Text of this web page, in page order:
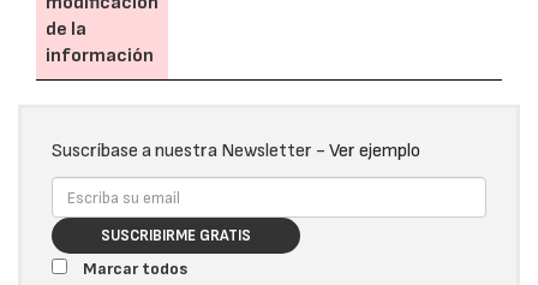
de la
información
Suscríbase a nuestra Newsletter - Ver ejemplo
SUSCRIBIRME GRATIS
Marcar todos